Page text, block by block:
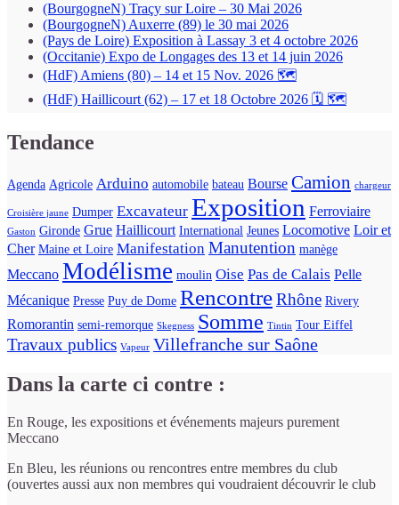
(BourgogneN) Traçy sur Loire – 30 Mai 2026
(BourgogneN) Auxerre (89) le 30 mai 2026
(Pays de Loire) Exposition à Lassay 3 et 4 octobre 2026
(Occitanie) Expo de Longages des 13 et 14 juin 2026
(HdF) Amiens (80) – 14 et 15 Nov. 2026 🗺
(HdF) Haillicourt (62) – 17 et 18 Octobre 2026 🗓 🗺
Tendance
Agenda Agricole Arduino automobile bateau Bourse Camion chargeur
Croisière jaune Dumper Excavateur Exposition Ferroviaire
Gaston Gironde Grue Haillicourt International Jeunes Locomotive Loir et
Cher Maine et Loire Manifestation Manutention manège
Meccano Modélisme moulin Oise Pas de Calais Pelle
Mécanique Presse Puy de Dome RencontreRhône Rivery
Romorantin semi-remorque Skegness Somme Tintin Tour Eiffel
Travaux publics Vapeur Villefranche sur Saône
Dans la carte ci contre :
En Rouge, les expositions et événements majeurs purement
Meccano
En Bleu, les réunions ou rencontres entre membres du club
(ouvertes aussi aux non membres qui voudraient découvrir le club